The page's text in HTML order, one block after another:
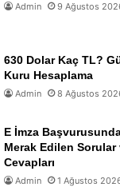
Admin 9 Ağustos
630 Dolar Kaç TL?
Kuru Hesaplama
Admin 8 Ağustos
E İmza
Merak Edilen Sorular
Cevapları
Admin 1 Ağustos